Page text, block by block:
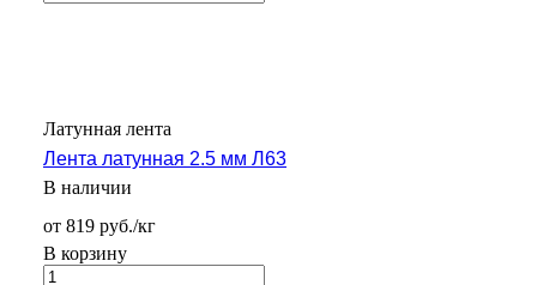
Латунная лента
Лента латунная 2.5 мм Л63
В наличии
от 819 руб./кг
В корзину